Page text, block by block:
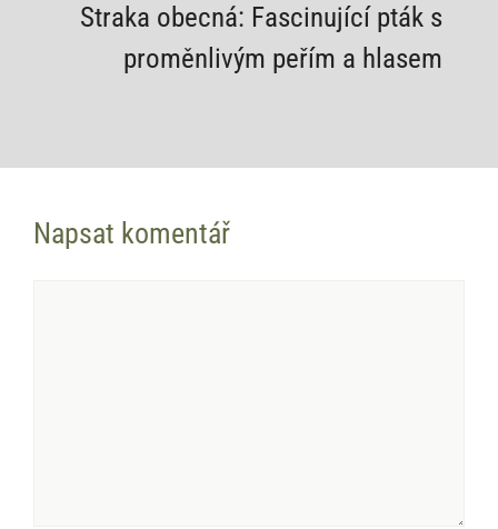
Straka obecná: Fascinující pták s
proměnlivým peřím a hlasem
Napsat komentář